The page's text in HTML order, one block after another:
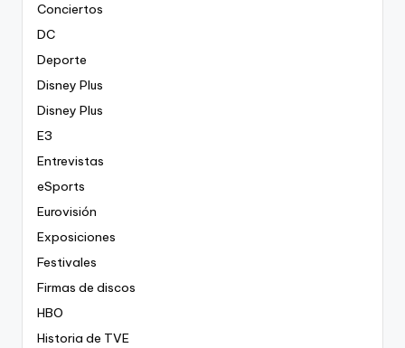
Conciertos
DC
Deporte
Disney Plus
Disney Plus
E3
Entrevistas
eSports
Eurovisión
Exposiciones
Festivales
Firmas de discos
HBO
Historia de TVE